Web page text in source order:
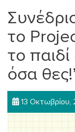
το
το
όσα
13 Οκτωβρίου,